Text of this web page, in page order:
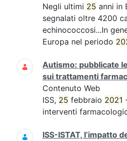
Negli ultimi 25 anni in
segnalati oltre 4200
echinococcosi...In
Europa nel periodo
Autismo: pubblicate
sui trattamenti
Contenuto Web
ISS, 25 febbraio 2021
interventi
ISS-ISTAT, l’impatto